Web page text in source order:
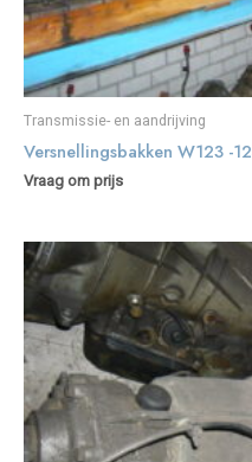
Transmissie- en aandrijving
Versnellingsbakken W123 -
Vraag om prijs